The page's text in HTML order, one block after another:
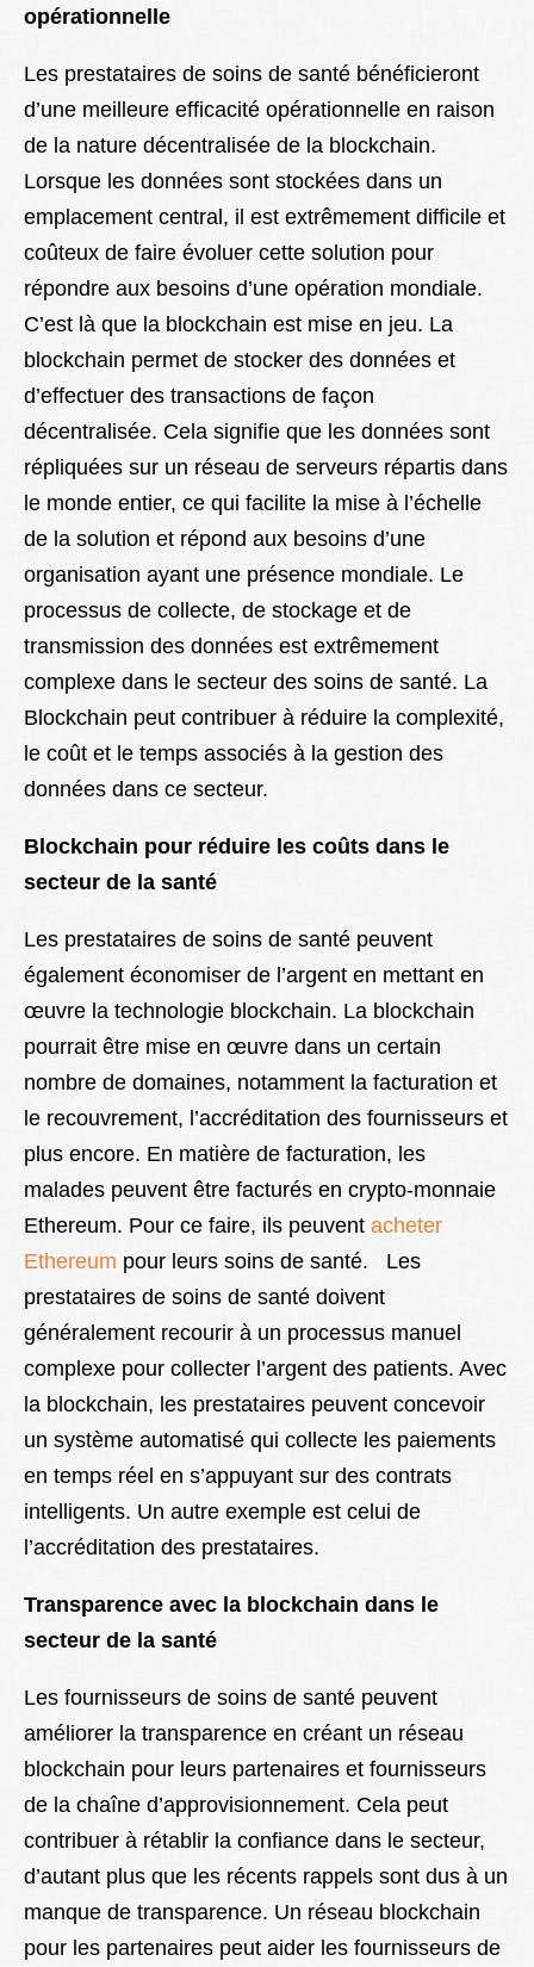
opérationnelle
Les prestataires de soins de santé bénéficieront
d’une meilleure efficacité opérationnelle en raison
de la nature décentralisée de la blockchain.
Lorsque les données sont stockées dans un
emplacement central, il est extrêmement difficile et
coûteux de faire évoluer cette solution pour
répondre aux besoins d’une opération mondiale.
C’est là que la blockchain est mise en jeu. La
blockchain permet de stocker des données et
d’effectuer des transactions de façon
décentralisée. Cela signifie que les données sont
répliquées sur un réseau de serveurs répartis dans
le monde entier, ce qui facilite la mise à l’échelle
de la solution et répond aux besoins d’une
organisation ayant une présence mondiale. Le
processus de collecte, de stockage et de
transmission des données est extrêmement
complexe dans le secteur des soins de santé. La
Blockchain peut contribuer à réduire la complexité,
le coût et le temps associés à la gestion des
données dans ce secteur.
Blockchain pour réduire les coûts dans le
secteur de la santé
Les prestataires de soins de santé peuvent
également économiser de l’argent en mettant en
œuvre la technologie blockchain. La blockchain
pourrait être mise en œuvre dans un certain
nombre de domaines, notamment la facturation et
le recouvrement, l’accréditation des fournisseurs et
plus encore. En matière de facturation, les
malades peuvent être facturés en crypto-monnaie
Ethereum. Pour ce faire, ils peuvent acheter
Ethereum pour leurs soins de santé. Les
prestataires de soins de santé doivent
généralement recourir à un processus manuel
complexe pour collecter l’argent des patients. Avec
la blockchain, les prestataires peuvent concevoir
un système automatisé qui collecte les paiements
en temps réel en s’appuyant sur des contrats
intelligents. Un autre exemple est celui de
l’accréditation des prestataires.
Transparence avec la blockchain dans le
secteur de la santé
Les fournisseurs de soins de santé peuvent
améliorer la transparence en créant un réseau
blockchain pour leurs partenaires et fournisseurs
de la chaîne d’approvisionnement. Cela peut
contribuer à rétablir la confiance dans le secteur,
d’autant plus que les récents rappels sont dus à un
manque de transparence. Un réseau blockchain
pour les partenaires peut aider les fournisseurs de